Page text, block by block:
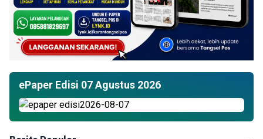
ePaper Edisi 07 Agustus 2026